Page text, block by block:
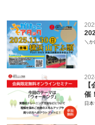
＼
催！
日